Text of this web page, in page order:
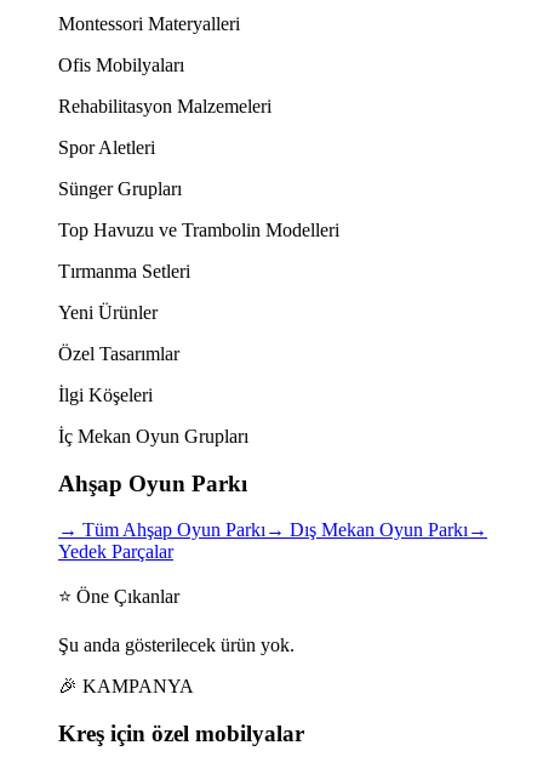
Montessori Materyalleri
Ofis Mobilyaları
Rehabilitasyon Malzemeleri
Spor Aletleri
Sünger Grupları
Top Havuzu ve Trambolin Modelleri
Tırmanma Setleri
Yeni Ürünler
Özel Tasarımlar
İlgi Köşeleri
İç Mekan Oyun Grupları
Ahşap Oyun Parkı
→ Tüm Ahşap Oyun Parkı→ Dış Mekan Oyun Parkı→
Yedek Parçalar
⭐ Öne Çıkanlar
Şu anda gösterilecek ürün yok.
🎉 KAMPANYA
Kreş için özel mobilyalar